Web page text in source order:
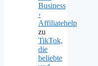
Business
›
Affiliatehelp
zu
TikTok,
die
beliebte